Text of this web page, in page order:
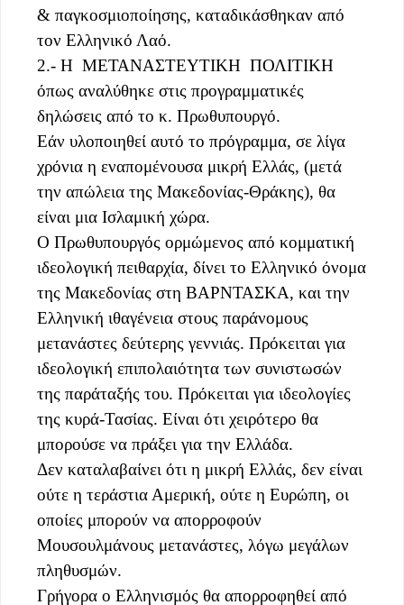
& παγκοσμιοποίησης, καταδικάσθηκαν από
τον Ελληνικό Λαό.
2.- Η ΜΕΤΑΝΑΣΤΕΥΤΙΚΗ ΠΟΛΙΤΙΚΗ
όπως αναλύθηκε στις προγραμματικές
δηλώσεις από το κ. Πρωθυπουργό.
Εάν υλοποιηθεί αυτό το πρόγραμμα, σε λίγα
χρόνια η εναπομένουσα μικρή Ελλάς, (μετά
την απώλεια της Μακεδονίας-Θράκης), θα
είναι μια Ισλαμική χώρα.
Ο Πρωθυπουργός ορμώμενος από κομματική
ιδεολογική πειθαρχία, δίνει το Ελληνικό όνομα
της Μακεδονίας στη ΒΑΡΝΤΑΣΚΑ, και την
Ελληνική ιθαγένεια στους παράνομους
μετανάστες δεύτερης γεννιάς. Πρόκειται για
ιδεολογική επιπολαιότητα των συνιστωσών
της παράταξής του. Πρόκειται για ιδεολογίες
της κυρά-Τασίας. Είναι ότι χειρότερο θα
μπορούσε να πράξει για την Ελλάδα.
Δεν καταλαβαίνει ότι η μικρή Ελλάς, δεν είναι
ούτε η τεράστια Αμερική, ούτε η Ευρώπη, οι
οποίες μπορούν να απορροφούν
Μουσουλμάνους μετανάστες, λόγω μεγάλων
πληθυσμών.
Γρήγορα ο Ελληνισμός θα απορροφηθεί από